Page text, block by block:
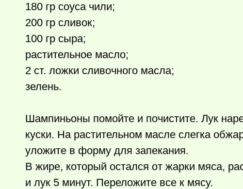
180 гр соуса чили;
200 гр сливок;
100 гр сыра;
растительное масло;
2 ст. ложки сливочного масла;
зелень.
Шампиньоны помойте и почистите. Лук
куски. На растительном масле слегка
уложите в форму для запекания.
В жире, который остался от жарки мяса,
и лук 5 минут. Переложите все к мясу.